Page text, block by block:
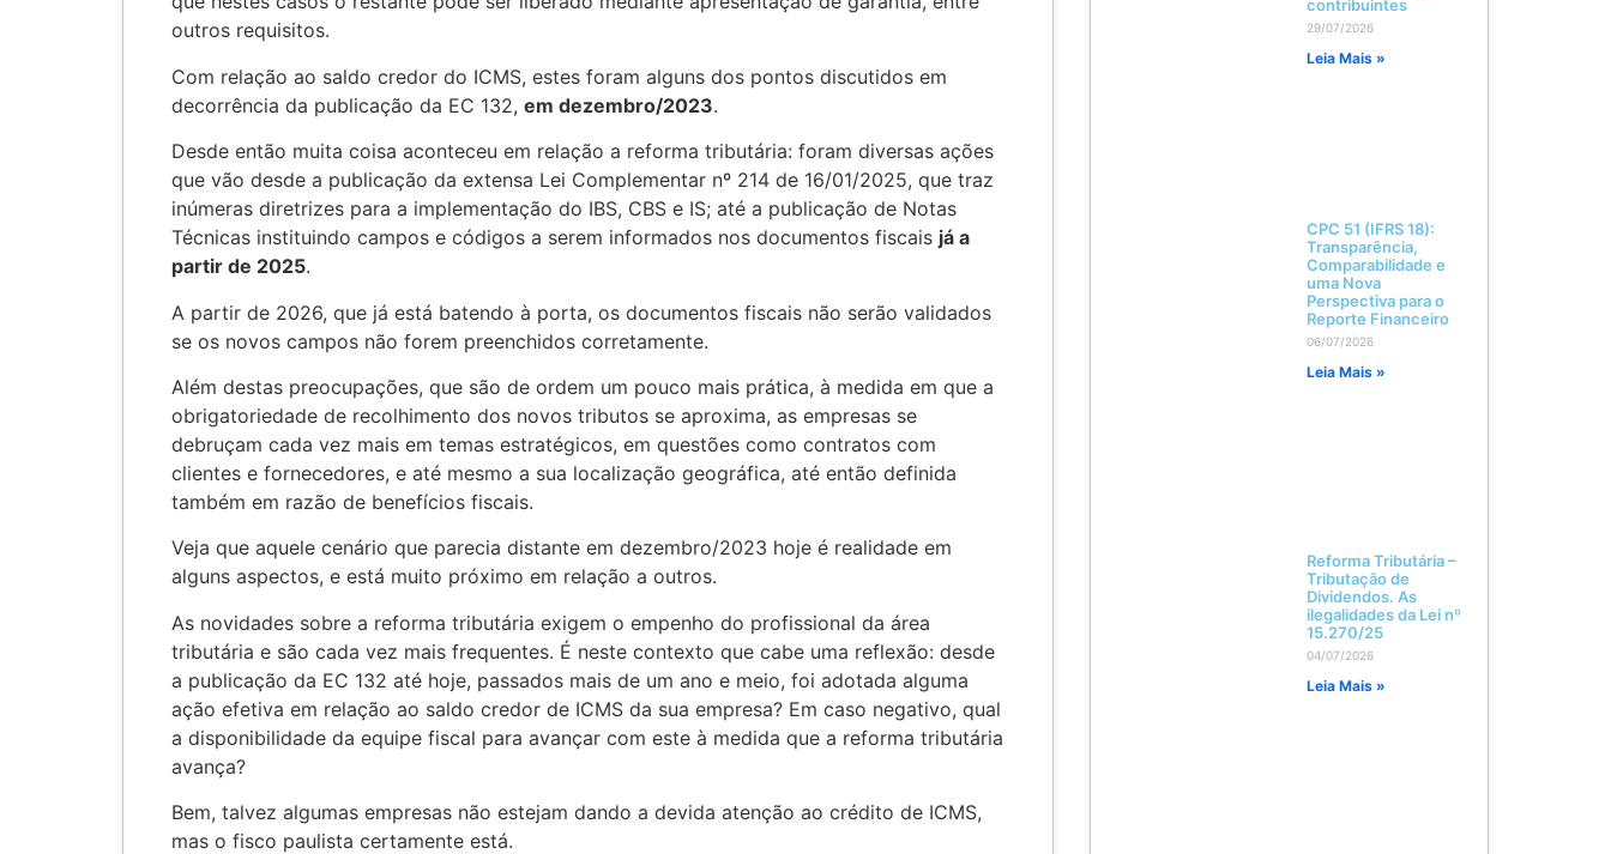
outros requisitos.
Com relação ao saldo credor do ICMS, estes foram alguns dos pontos discutidos em
decorrência da publicação da EC 132, em dezembro/2023.
Desde então muita coisa aconteceu em relação a reforma tributária: foram diversas ações
que vão desde a publicação da extensa Lei Complementar nº 214 de 16/01/2025, que traz
inúmeras diretrizes para a implementação do IBS, CBS e IS; até a publicação de Notas
Técnicas instituindo campos e códigos a serem informados nos documentos fiscais já a
partir de 2025.
A partir de 2026, que já está batendo à porta, os documentos fiscais não serão validados
se os novos campos não forem preenchidos corretamente.
Além destas preocupações, que são de ordem um pouco mais prática, à medida em que a
obrigatoriedade de recolhimento dos novos tributos se aproxima, as empresas se
debruçam cada vez mais em temas estratégicos, em questões como contratos com
clientes e fornecedores, e até mesmo a sua localização geográfica, até então definida
também em razão de benefícios fiscais.
Veja que aquele cenário que parecia distante em dezembro/2023 hoje é realidade em
alguns aspectos, e está muito próximo em relação a outros.
As novidades sobre a reforma tributária exigem o empenho do profissional da área
tributária e são cada vez mais frequentes. É neste contexto que cabe uma reflexão: desde
a publicação da EC 132 até hoje, passados mais de um ano e meio, foi adotada alguma
ação efetiva em relação ao saldo credor de ICMS da sua empresa? Em caso negativo, qual
a disponibilidade da equipe fiscal para avançar com este à medida que a reforma tributária
avança?
Bem, talvez algumas empresas não estejam dando a devida atenção ao crédito de ICMS,
mas o fisco paulista certamente está.
contribuintes
29/07/2026
Leia Mais »
CPC 51 (IFRS 18):
Transparência,
Comparabilidade e
uma Nova
Perspectiva para o
Reporte Financeiro
06/07/2026
Leia Mais »
Reforma Tributária –
Tributação de
Dividendos. As
ilegalidades da Lei nº
15.270/25
04/07/2026
Leia Mais »